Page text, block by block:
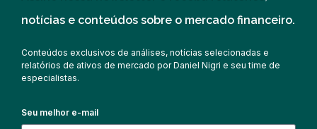
notícias e conteúdos sobre o mercado financeiro.
Conteúdos exclusivos de análises, notícias selecionadas e
relatórios de ativos de mercado por Daniel Nigri e seu time de
especialistas.
Seu melhor e-mail